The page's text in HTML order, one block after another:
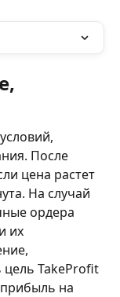
После
цена растет
На случай
ордера
их
цель TakeProfit
на